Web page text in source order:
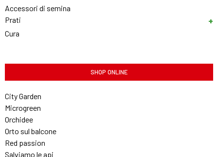
Accessori di semina
Prati
Cura
SHOP ONLINE
City Garden
Microgreen
Orchidee
Orto sul balcone
Red passion
Salviamo le api